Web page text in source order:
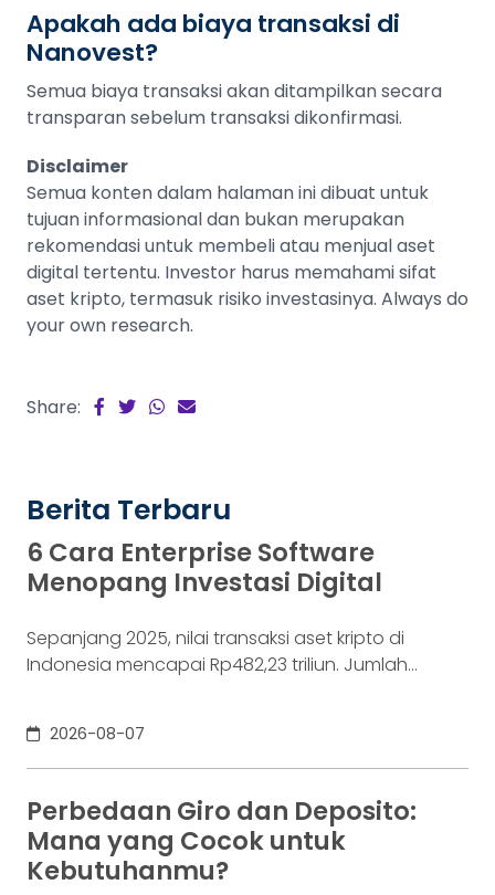
Apakah ada biaya transaksi di
Nanovest?
Semua biaya transaksi akan ditampilkan secara
transparan sebelum transaksi dikonfirmasi.
Disclaimer
Semua konten dalam halaman ini dibuat untuk
tujuan informasional dan bukan merupakan
rekomendasi untuk membeli atau menjual aset
digital tertentu. Investor harus memahami sifat
aset kripto, termasuk risiko investasinya. Always do
your own research.
Share:
Berita Terbaru
6 Cara Enterprise Software
Menopang Investasi Digital
Sepanjang 2025, nilai transaksi aset kripto di
Indonesia mencapai Rp482,23 triliun. Jumlah
(OJK). Angka sebesar itu lahir dari jutaan tindakan
yang di layar terasa sederhana, dari login, memilih
aset, lalu menekan tombol beli. Namun, satu
ketukan tersebut bukan akhir proses. Di belakang
layar,
2026-08-07
Perbedaan Giro dan Deposito:
Mana yang Cocok untuk
Kebutuhanmu?